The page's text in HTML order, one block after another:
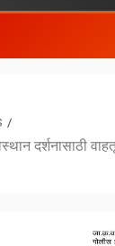
दर्शनासाठी